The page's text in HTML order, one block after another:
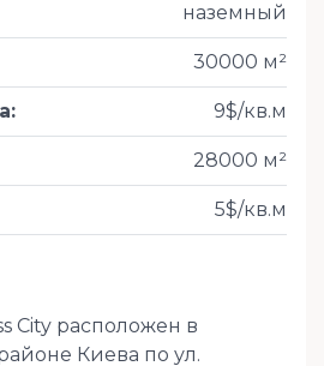
наземный
30000 м²
: 9$/кв.м
28000 м²
5$/кв.м
City расположен в
Киева по ул.